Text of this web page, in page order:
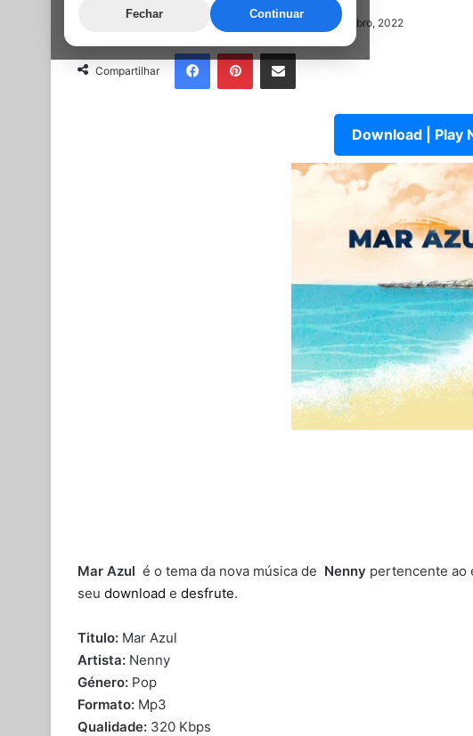
Fechar Continuar
Última atualização: 1 de Setembro, 2022
Compartilhar
FacebookPinterestPartilhar Via Email
Download | Play
Mar Azul é o tema da nova música de Nenny pertencente ao
seu download e desfrute.
Titulo: Mar Azul
Artista: Nenny
Género: Pop
Formato: Mp3
Qualidade: 320 Kbps